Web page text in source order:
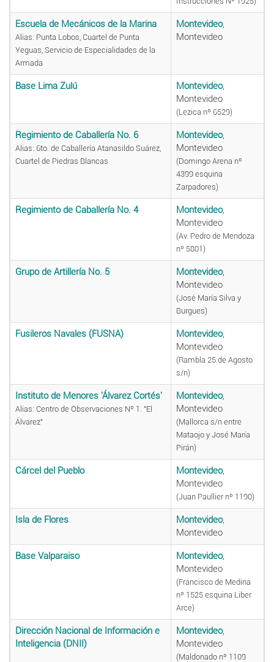
Escuela de Mecánicos de la Marina
Alias: Punta Lobos, Cuartel de Punta
Yeguas, Servicio de Especialidades de la
Armada
Montevideo,
Montevideo
Base Lima Zulú Montevideo,
Montevideo
(Lezica nº 6529)
Regimiento de Caballería No. 6
Alias: 6to. de Caballería Atanasildo Suárez,
Cuartel de Piedras Blancas
Montevideo,
Montevideo
(Domingo Arena nº
4399 esquina
Zarpadores)
Regimiento de Caballería No. 4 Montevideo,
Montevideo
(Av. Pedro de Mendoza
nº 5801)
Grupo de Artillería No. 5 Montevideo,
Montevideo
(José María Silva y
Burgues)
Fusileros Navales (FUSNA) Montevideo,
Montevideo
(Rambla 25 de Agosto
s/n)
Instituto de Menores 'Álvarez Cortés'
Alias: Centro de Observaciones Nº 1. "El
Álvarez"
Montevideo,
Montevideo
(Mallorca s/n entre
Mataojo y José María
Pirán)
Cárcel del Pueblo Montevideo,
Montevideo
(Juan Paullier nº 1190)
Isla de Flores Montevideo,
Montevideo
Base Valparaiso Montevideo,
Montevideo
(Francisco de Medina
nº 1525 esquina Liber
Arce)
Dirección Nacional de Información e
Inteligencia (DNII)
Montevideo,
Montevideo
(Maldonado nº 1109